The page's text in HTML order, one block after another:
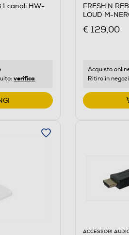
canali HW-
verifica
FRESH'N
LOUD M-
€ 129,00
Acquisto
Ritiro in
ACCESSORI